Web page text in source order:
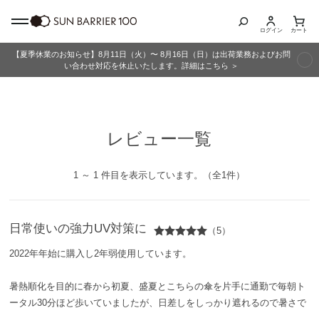
商品カテゴリ
メンズ
キッズ
ログイン カート
【夏季休業のお知らせ】8月11日（火）〜 8月16日（日）は出荷業務およびお問
い合わせ対応を休止いたします。詳細はこちら ＞
レビュー一覧
1 ～ 1 件目を表示しています。（全1件）
日常使いの強力UV対策に （5）
2022年年始に購入し2年弱使用しています。
暑熱順化を目的に春から初夏、盛夏とこちらの傘を片手に通勤で毎朝ト
ータル30分ほど歩いていましたが、日差しをしっかり遮れるので暑さで